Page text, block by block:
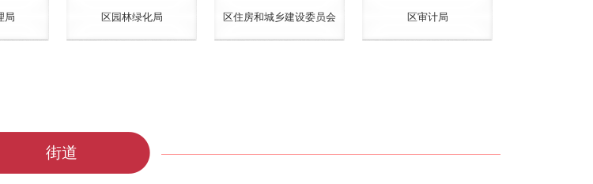
局 区园林绿化局 区住房和城乡建设委员会 区审计局
街道